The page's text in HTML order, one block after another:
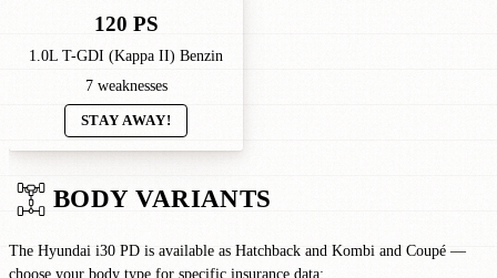
120 PS
1.0L T-GDI (Kappa II) Benzin
7 weaknesses
STAY AWAY!
BODY VARIANTS
The Hyundai i30 PD is available as Hatchback and Kombi and Coupé —
choose your body type for specific insurance data: